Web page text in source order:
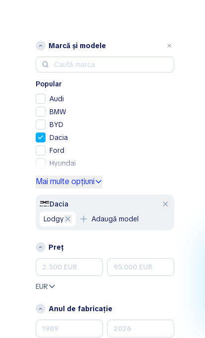
Marcă și modele
Popular
Audi
BMW
BYD
Dacia
Ford
Hyundai
Mercedes-Benz
Peugeot
Renault
Volvo
A
Aixam
Aston Martin
Mai multe opțiuni
Dacia
Lodgy
Adaugă model
Preț
EUR
Anul de fabricație